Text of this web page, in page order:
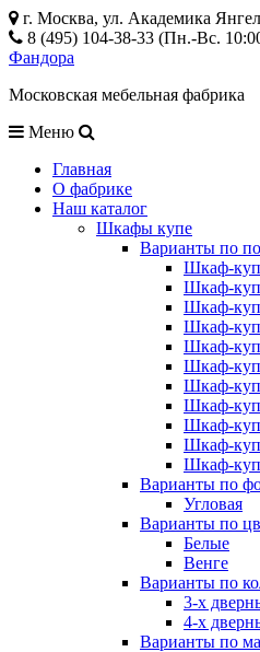
г. Москва, ул. Академика
8 (495) 104-38-33 (Пн.-Вс.
Фандора
Московская мебельная фабрика
Меню
Главная
О фабрике
Наш каталог
Шкафы купе
Варианты по
Шкаф-
Шкаф-
Шкаф-
Шкаф-
Шкаф-
Шкаф-
Шкаф-
Шкаф-
Шкаф-
Шкаф-
Шкаф-
Варианты по
Угловая
Варианты по
Белые
Венге
Варианты по
3-х
4-х
Варианты по